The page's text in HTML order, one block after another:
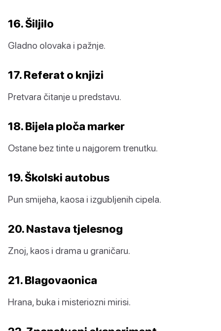
16. Šiljilo
Gladno olovaka i pažnje.
17. Referat o knjizi
Pretvara čitanje u predstavu.
18. Bijela ploča marker
Ostane bez tinte u najgorem trenutku.
19. Školski autobus
Pun smijeha, kaosa i izgubljenih cipela.
20. Nastava tjelesnog
Znoj, kaos i drama u graničaru.
21. Blagovaonica
Hrana, buka i misteriozni mirisi.